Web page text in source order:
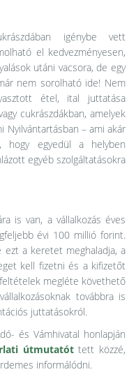
igénybe vett
el kedvezményesen,
utáni vacsora, de egy
nem sorolható ide! Nem
étel, ital juttatása
cukrászdákban, amelyek
Nyilvántartásban – ami akár
hogy egyedül a helyben
egyéb szolgáltatásokra
is van, a vállalkozás éves
évi 100 millió forint.
a keretet meghaladja, a
kell fizetni és a kifizetőt
megléte követhető
továbbra is
juttatásokról.
és Vámhivatal honlapján
útmutatóttett közzé,
informálódni.